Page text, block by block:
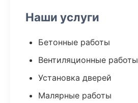
Наши услуги
Бетонные работы
Вентиляционные работы
Установка дверей
Малярные работы